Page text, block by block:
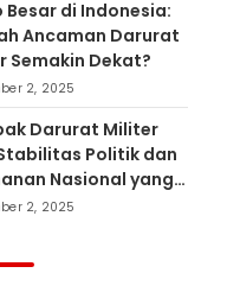
Besar di Indonesia:
Ancaman Darurat
Semakin Dekat?
2, 2025
Darurat Militer
Politik dan
Nasional yang
Terlupakan
2, 2025